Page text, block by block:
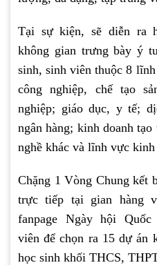
Tại sự kiện, sẽ diễn ra
không gian trưng bày ý
sinh, sinh viên thuộc 8
công nghiệp, chế tạo
nghiệp; giáo dục, y tế;
ngân hàng; kinh doanh
nghề khác và lĩnh vực kinh
Chặng 1 Vòng Chung kết
trực tiếp tại gian hàng
fanpage Ngày hội
viên để chọn ra 15 dự án
học sinh khối THCS,